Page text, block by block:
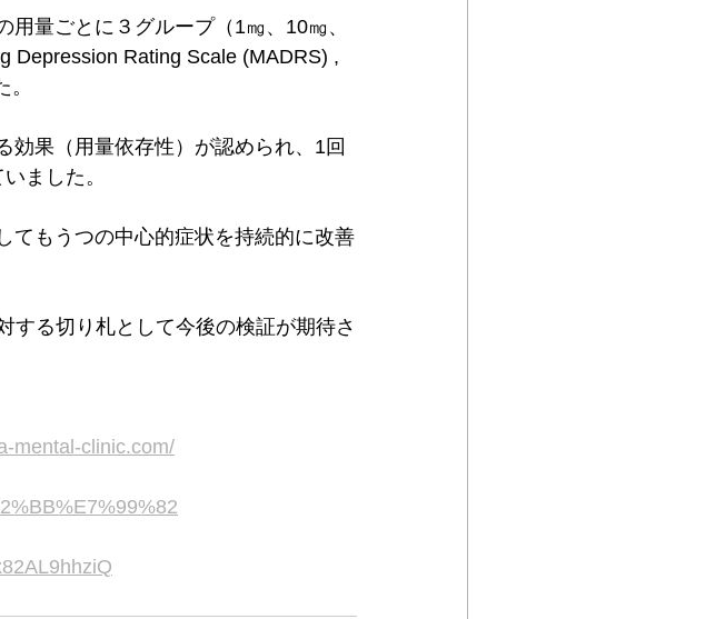
量ごとに３グループ（1㎎、10㎎、
Depression Rating Scale (MADRS) ,
効果（用量依存性）が認められ、1回
ました。
てもうつの中心的症状を持続的に改善
する切り札として今後の検証が期待さ
mental-clinic.com/